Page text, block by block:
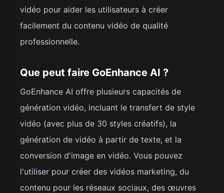
vidéo pour aider les utilisateurs à créer
facilement du contenu vidéo de qualité
professionnelle.
Que peut faire GoEnhance AI ?
GoEnhance AI offre plusieurs capacités de
génération vidéo, incluant le transfert de style
vidéo (avec plus de 30 styles créatifs), la
génération de vidéo à partir de texte, et la
conversion d'image en vidéo. Vous pouvez
l'utiliser pour créer des vidéos marketing, du
contenu pour les réseaux sociaux, des œuvres